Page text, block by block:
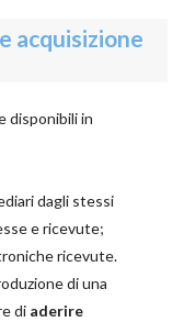
acquisizione
disponibili in
dagli stessi
e ricevute;
ricevute.
di una
di aderire